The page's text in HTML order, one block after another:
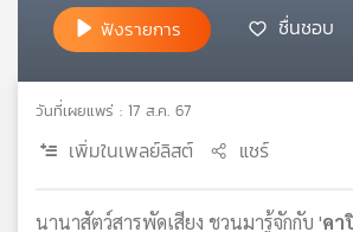
พี
แผนที่
ฟังรายการ ชื่นชอบ
วันที่เผยแพร่ : 17 ส.ค. 67
เพิ่มในเพลย์ลิสต์ แชร์
นานาสัตว์สารพัดเสียง ชวนมารู้จักกับ 'คา